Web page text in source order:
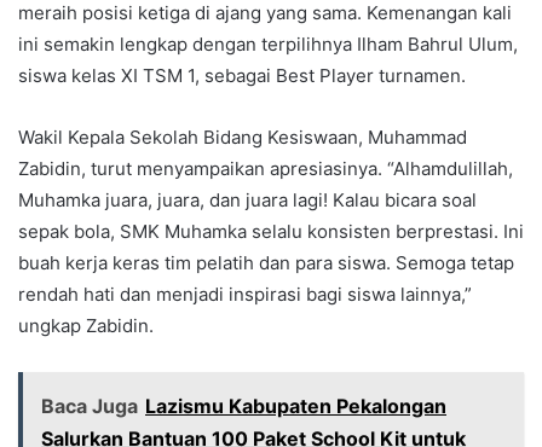
meraih posisi ketiga di ajang yang sama. Kemenangan kali
ini semakin lengkap dengan terpilihnya Ilham Bahrul Ulum,
siswa kelas XI TSM 1, sebagai Best Player turnamen.
Wakil Kepala Sekolah Bidang Kesiswaan, Muhammad
Zabidin, turut menyampaikan apresiasinya. “Alhamdulillah,
Muhamka juara, juara, dan juara lagi! Kalau bicara soal
sepak bola, SMK Muhamka selalu konsisten berprestasi. Ini
buah kerja keras tim pelatih dan para siswa. Semoga tetap
rendah hati dan menjadi inspirasi bagi siswa lainnya,”
ungkap Zabidin.
Baca Juga Lazismu Kabupaten Pekalongan
Salurkan Bantuan 100 Paket School Kit untuk